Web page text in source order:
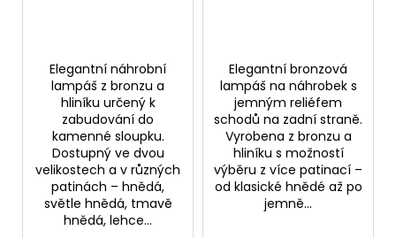
Elegantní náhrobní
lampáš z bronzu a
hliníku určený k
zabudování do
kamenné sloupku.
Dostupný ve dvou
velikostech a v různých
patinách – hnědá,
světle hnědá, tmavě
hnědá, lehce...
Elegantní bronzová
lampáš na náhrobek s
jemným reliéfem
schodů na zadní straně.
Vyrobena z bronzu a
hliníku s možností
výběru z více patinací –
od klasické hnědé až po
jemně...